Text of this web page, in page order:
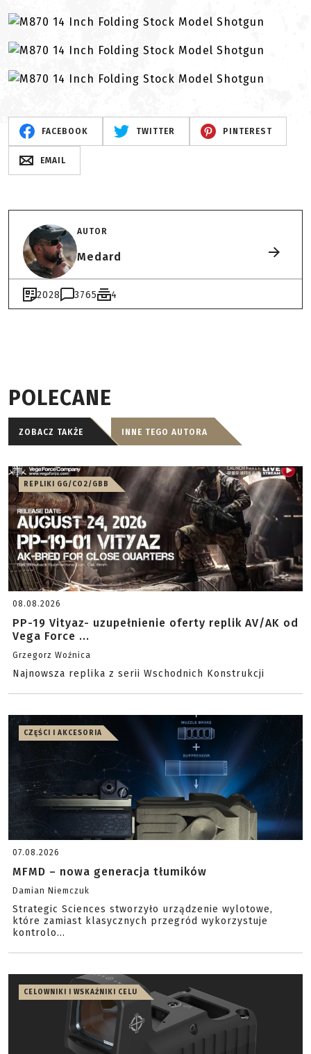
FACEBOOK TWITTER PINTEREST
EMAIL
AUTOR
Medard
2028 3765 4
POLECANE
ZOBACZ TAKŻE INNE TEGO AUTORA
REPLIKI GG/CO2/GBB
08.08.2026
PP-19 Vityaz- uzupełnienie oferty replik AV/AK od
Vega Force ...
Grzegorz Woźnica
Najnowsza replika z serii Wschodnich Konstrukcji
CZĘŚCI I AKCESORIA
07.08.2026
MFMD – nowa generacja tłumików
Damian Niemczuk
Strategic Sciences stworzyło urządzenie wylotowe,
które zamiast klasycznych przegród wykorzystuje
kontrolo...
CELOWNIKI I WSKAŹNIKI CELU